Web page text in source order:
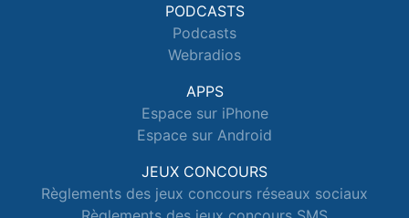
PODCASTS
Podcasts
Webradios
APPS
Espace sur iPhone
Espace sur Android
JEUX CONCOURS
Règlements des jeux concours réseaux sociaux